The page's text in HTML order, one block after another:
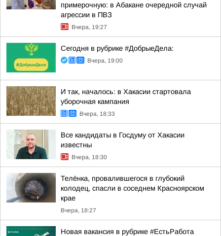
примерочную: в Абакане очередной случай
агрессии в ПВЗ
Вчера, 19:27
Сегодня в рубрике #ДобрыеДела:
Вчера, 19:00
И так, началось: в Хакасии стартовала
уборочная кампания
Вчера, 18:33
Все кандидаты в Госдуму от Хакасии
известны
Вчера, 18:30
Телёнка, провалившегося в глубокий
колодец, спасли в соседнем Красноярском
крае
Вчера, 18:27
Новая вакансия в рубрике #ЕстьРабота